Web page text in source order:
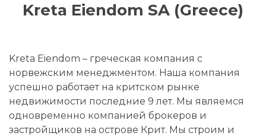
Kreta Eiendom SA (Greece)
Kreta Eiendom – греческая компания с
норвежским менеджментом. Наша компания
успешно работает на критском рынке
недвижимости последние 9 лет. Мы являемся
одновременно компанией брокеров и
застройщиков на острове Крит. Мы строим и